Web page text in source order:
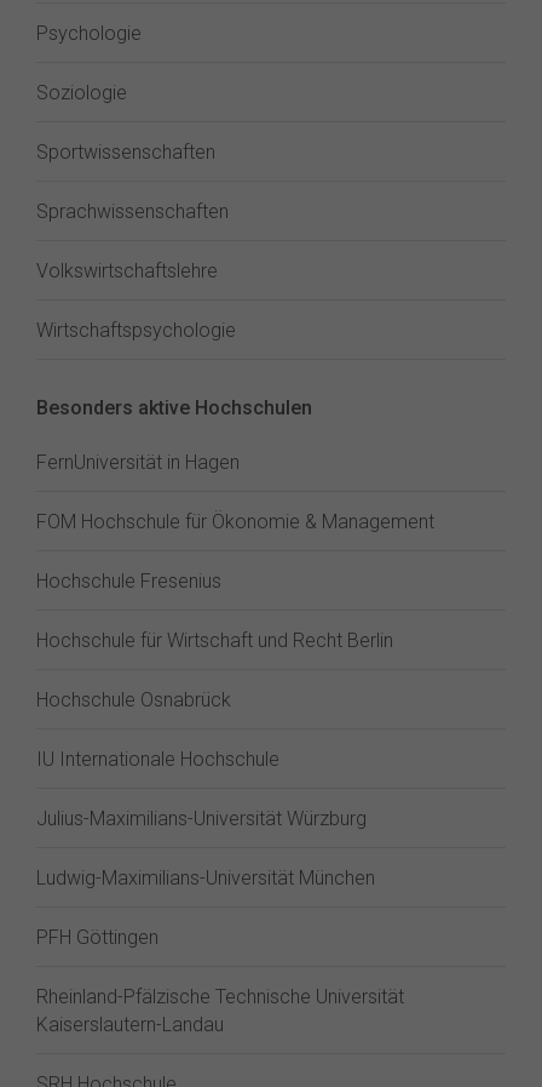
Psychologie
Soziologie
Sportwissenschaften
Sprachwissenschaften
Volkswirtschaftslehre
Wirtschaftspsychologie
Besonders aktive Hochschulen
FernUniversität in Hagen
FOM Hochschule für Ökonomie & Management
Hochschule Fresenius
Hochschule für Wirtschaft und Recht Berlin
Hochschule Osnabrück
IU Internationale Hochschule
Julius-Maximilians-Universität Würzburg
Ludwig-Maximilians-Universität München
PFH Göttingen
Rheinland-Pfälzische Technische Universität
Kaiserslautern-Landau